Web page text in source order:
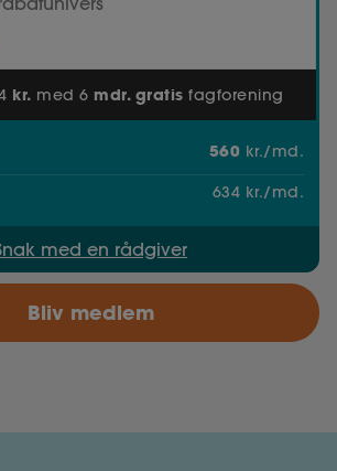
kr. med 6 mdr. gratis fagforening
560 kr./md.
634 kr./md.
med en rådgiver
Bliv medlem